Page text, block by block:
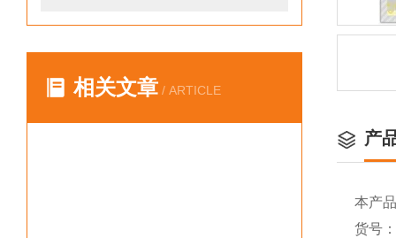
相关文章 / ARTICLE
产
本产
货号